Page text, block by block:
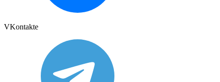
VKontakte